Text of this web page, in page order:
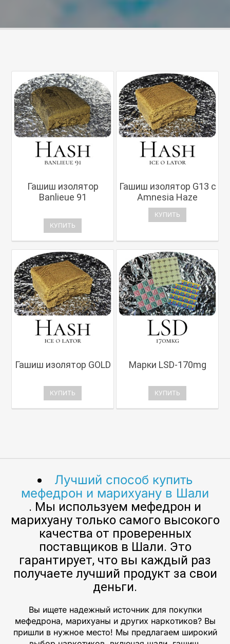
Гашиш изолятор
Banlieue 91
КУПИТЬ
Гашиш изолятор G13 с
Amnesia Haze
КУПИТЬ
Гашиш изолятор GOLD
КУПИТЬ
Марки LSD-170mg
КУПИТЬ
Лучший способ купить
мефедрон и марихуану в Шали
. Мы используем мефедрон и
марихуану только самого высокого
качества от проверенных
поставщиков в Шали. Это
гарантирует, что вы каждый раз
получаете лучший продукт за свои
деньги.
Вы ищете надежный источник для покупки
мефедрона, марихуаны и других наркотиков? Вы
пришли в нужное место! Мы предлагаем широкий